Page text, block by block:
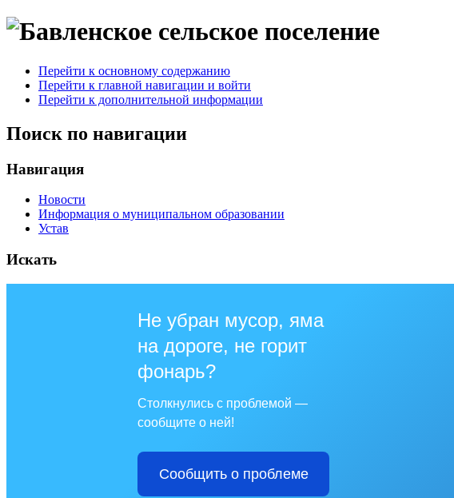
Перейти к основному содержанию
Перейти к главной навигации и войти
Перейти к дополнительной информации
Поиск по навигации
Навигация
Новости
Информация о муниципальном образовании
Устав
Искать
Не убран мусор, яма
на дороге, не горит
фонарь?
Столкнулись с проблемой —
сообщите о ней!
Сообщить о проблеме